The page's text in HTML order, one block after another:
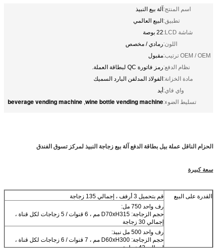
اسم المنتج:آلة بيع النبيذ
تطبيق:البيع العالمي
شاشة LCD:
22 بوصة
اللون:رمادي / مخصص
OEM / OEM ترتيب:
مقبول
نظام الدفع:رمز فاتورة QC لبطاقة العملة.
مادة الخزانة:الفولاذ المدلفن البارد السميك
واي فاي:أيد
تسليط الضوء:wine bottle vending machine
,
beverage vending machine
الحزام الناقل عملة بيل بطاقة الدفع آلة بيع زجاجة النبيذ لمركز تسوق الفندق
سعة كبيرة
القدرة على البيع
قم بتحميل 3 أرفف ، إجمالي 135 زجاجة
رف واحد 750 مل:
حجم الزجاجة: D70xH315 مم ، 6 قنوات / 5 زجاجات لكل قناة ،
إجمالي 30 زجاجة
رف واحد 500 مل نبيذ:
حجم الزجاجة: D60xH300 مم ، 7 قنوات / 6 زجاجات لكل قناة ،
إجمالي 42 زجاجة